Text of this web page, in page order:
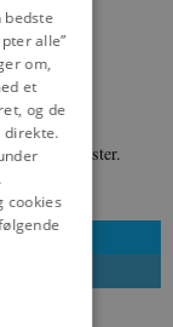
undertekster.
DANISH
bedste
alle”
om,
et
og de
direkte.
cookies